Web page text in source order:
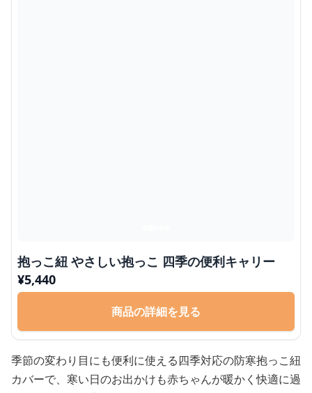
抱っこ紐 やさしい抱っこ 四季の便利キャリー
¥5,440
商品の詳細を見る
季節の変わり目にも便利に使える四季対応の防寒抱っこ紐
カバーで、寒い日のお出かけも赤ちゃんが暖かく快適に過